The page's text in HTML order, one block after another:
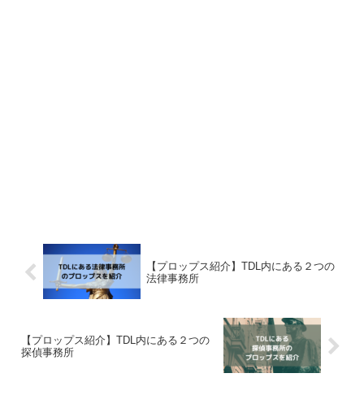
【プロップス紹介】TDL内にある２つの
法律事務所
【プロップス紹介】TDL内にある２つの
探偵事務所